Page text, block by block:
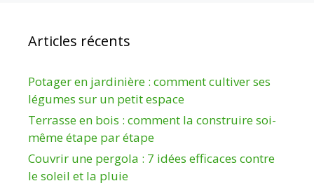
Articles récents
Potager en jardinière : comment cultiver ses
légumes sur un petit espace
Terrasse en bois : comment la construire soi-
même étape par étape
Couvrir une pergola : 7 idées efficaces contre
le soleil et la pluie